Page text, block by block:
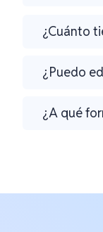
¿Cuánto
¿Puedo
¿A qué